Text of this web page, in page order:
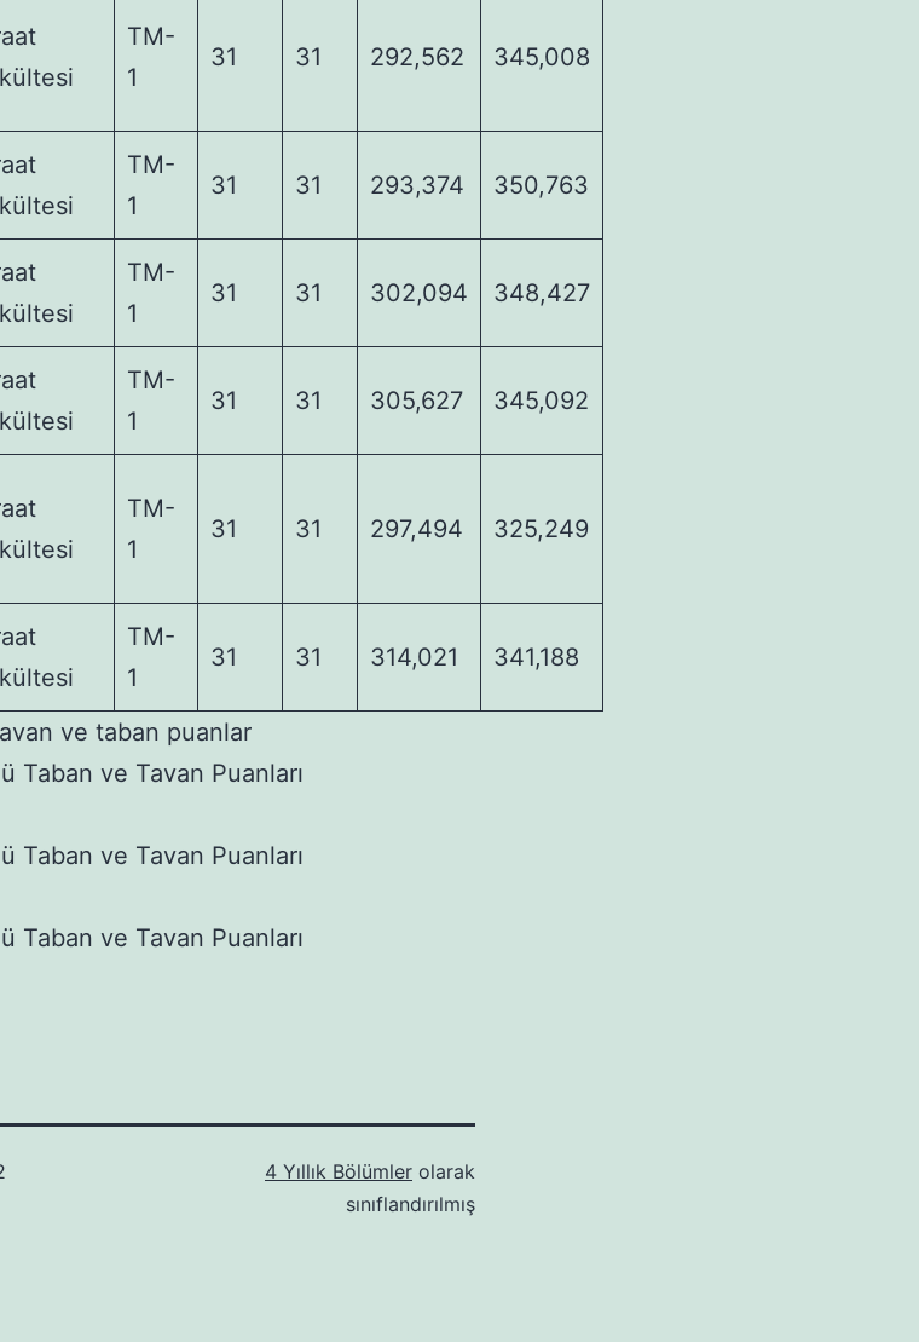
TM-
1
31 31 292,562 345,008
TM-
1
31 31 293,374 350,763
TM-
1
31 31 302,094 348,427
TM-
1
31 31 305,627 345,092
TM-
1
31 31 297,494 325,249
TM-
1
31 31 314,021 341,188
ve taban puanlar
Taban ve Tavan Puanları
Taban ve Tavan Puanları
Taban ve Tavan Puanları
4 Yıllık Bölümler olarak
sınıflandırılmış